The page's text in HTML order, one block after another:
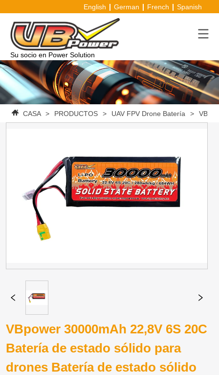
English German French Spanish
Su socio en Power Solution
CASA > PRODUCTOS > UAV FPV Drone Batería >
VBpower 30000mAh 22,8V 6S 20C
Batería de estado sólido para
drones Batería de estado sólido